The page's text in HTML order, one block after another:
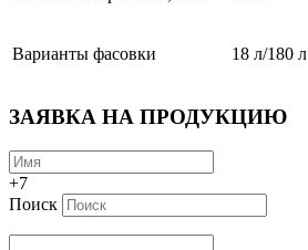
Варианты фасовки 18 л/180 л
ЗАЯВКА НА ПРОДУКЦИЮ
+7
Поиск